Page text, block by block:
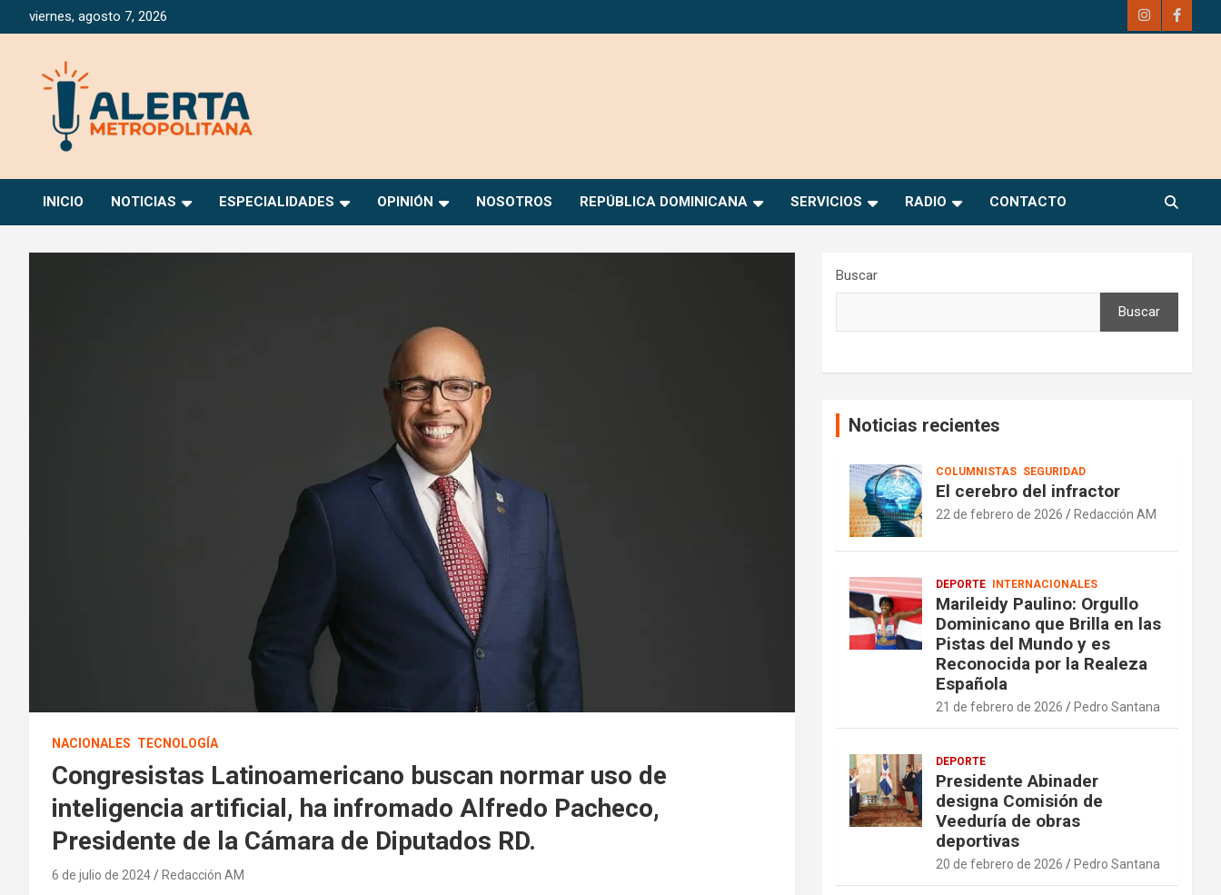
viernes, agosto 7, 2026
Alerta Metropolitana
INICIO NOTICIAS ESPECIALIDADES OPINIÓN NOSOTROS REPÚBLICA DOMINICANA SERVICIOS RADIO CONTACTO
NACIONALES TECNOLOGÍA
Congresistas Latinoamericano buscan normar uso de
inteligencia artificial, ha infromado Alfredo Pacheco,
Presidente de la Cámara de Diputados RD.
6 de julio de 2024 Redacción AM
Buscar
Buscar
Noticias recientes
COLUMNISTAS SEGURIDAD
El cerebro del infractor
22 de febrero de 2026 Redacción AM
DEPORTE INTERNACIONALES
Marileidy Paulino: Orgullo
Dominicano que Brilla en las
Pistas del Mundo y es
Reconocida por la Realeza
Española
21 de febrero de 2026 Pedro Santana
DEPORTE
Presidente Abinader
designa Comisión de
Veeduría de obras
deportivas
20 de febrero de 2026 Pedro Santana